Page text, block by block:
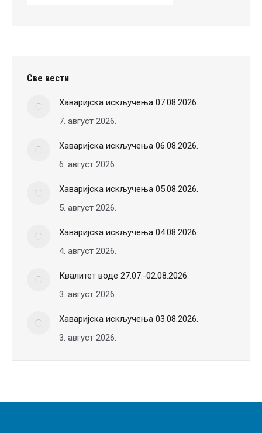
вести
Све вести
Хаваријска искључења 07.08.2026.
7. август 2026.
Хаваријска искључења 06.08.2026.
6. август 2026.
Хаваријска искључења 05.08.2026.
5. август 2026.
Хаваријска искључења 04.08.2026.
4. август 2026.
Квалитет воде 27.07.-02.08.2026.
3. август 2026.
Хаваријска искључења 03.08.2026.
3. август 2026.